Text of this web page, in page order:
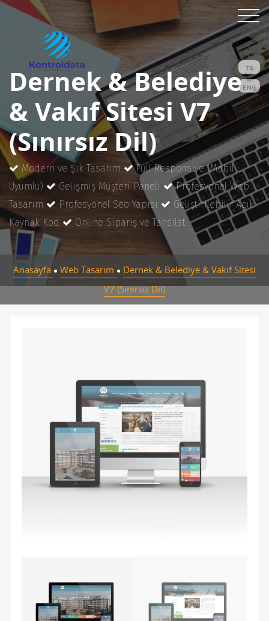
TR
ENG
Dernek & Belediye
& Vakıf Sitesi V7
(Sınırsız Dil)
Modern ve Şık Tasarım
Full Responsive (Mobil
Uyumlu)
Gelişmiş Müşteri Paneli
Profesyonel Web
Tasarım
Profesyonel Seo Yapısı
Geliştirilebilir Açık
Kaynak Kod
Online Sipariş ve Tahsilat
Anasayfa ● Web Tasarım ● Dernek & Belediye & Vakıf Sitesi
V7 (Sınırsız Dil)